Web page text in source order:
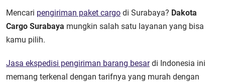
Mencari pengiriman paket cargo di Surabaya? Dakota
Cargo Surabaya mungkin salah satu layanan yang bisa
kamu pilih.
Jasa ekspedisi pengiriman barang besardi Indonesia ini
memang terkenal dengan tarifnya yang murah dengan